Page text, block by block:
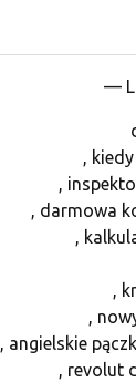
—
,
,
, darmowa
,
,
,
, angielskie
, revolut